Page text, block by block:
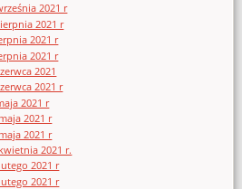
2021 r
2021 r
2021 r
2021 r
2021
2021 r
2021 r
2021 r
2021 r
2021 r.
2021 r
2021 r